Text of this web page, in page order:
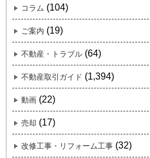
コラム (104)
ご案内 (19)
不動産・トラブル (64)
不動産取引ガイド (1,394)
動画 (22)
売却 (17)
改修工事・リフォーム工事 (32)